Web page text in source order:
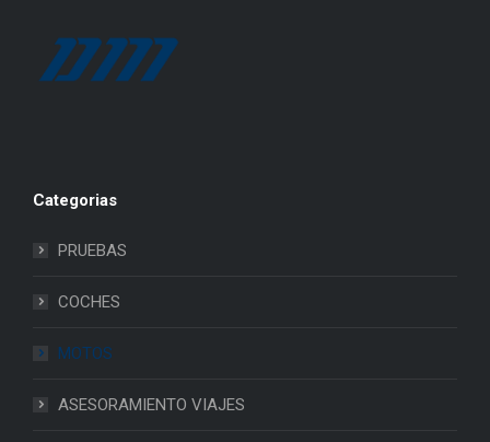
Categorias
PRUEBAS
COCHES
MOTOS
ASESORAMIENTO VIAJES